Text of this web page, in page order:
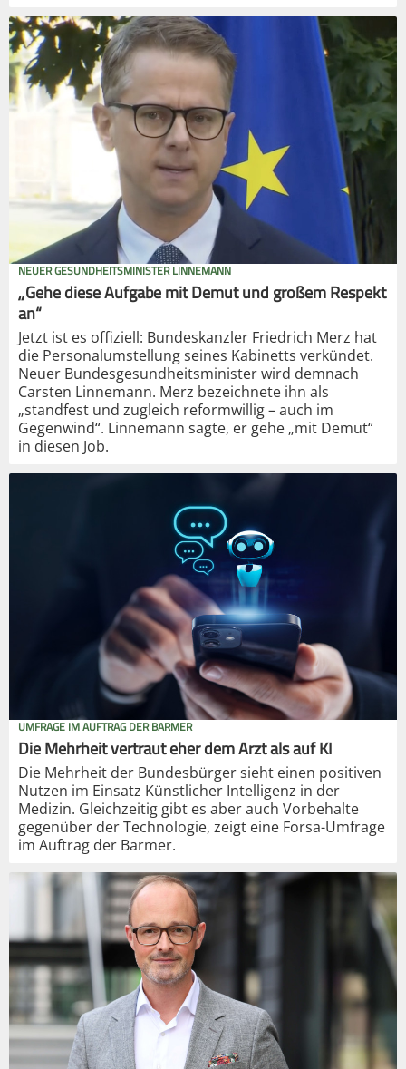
NEUER GESUNDHEITSMINISTER LINNEMANN
„Gehe diese Aufgabe mit Demut und großem Respekt
an“
Jetzt ist es offiziell: Bundeskanzler Friedrich Merz hat
die Personalumstellung seines Kabinetts verkündet.
Neuer Bundesgesundheitsminister wird demnach
Carsten Linnemann. Merz bezeichnete ihn als
„standfest und zugleich reformwillig – auch im
Gegenwind“. Linnemann sagte, er gehe „mit Demut“
in diesen Job.
UMFRAGE IM AUFTRAG DER BARMER
Die Mehrheit vertraut eher dem Arzt als auf KI
Die Mehrheit der Bundesbürger sieht einen positiven
Nutzen im Einsatz Künstlicher Intelligenz in der
Medizin. Gleichzeitig gibt es aber auch Vorbehalte
gegenüber der Technologie, zeigt eine Forsa-Umfrage
im Auftrag der Barmer.